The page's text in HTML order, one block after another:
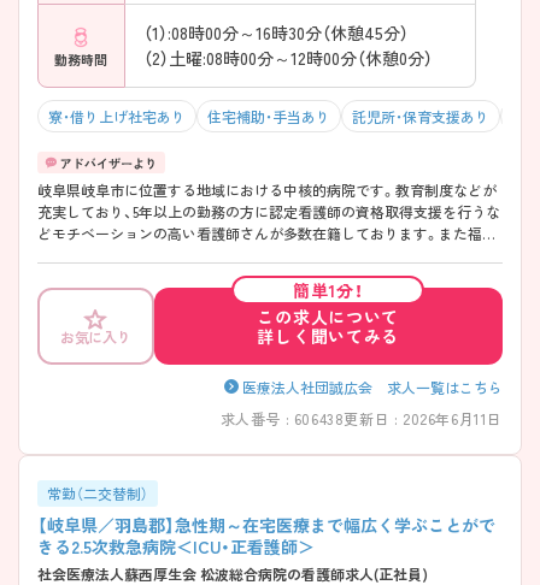
勤務時間
（1）:08時00分～16時30分（休憩45分）
（2）土曜:08時00分～12時00分（休憩0分）
寮・借り上げ社宅あり 住宅補助・手当あり 託児所・保育支援あり
岐阜県岐阜市に位置する地域における中核的病院です。教育制度などが
充実しており、5年以上の勤務の方に認定看護師の資格取得支援を行うな
どモチベーションの高い看護師さんが多数在籍しております。また福利
ます。年間休日も122日と多いので、ワークライフバランスをしっかり取
りながらお仕事ができ、離職率が低いことも魅力です！興味のある方は是
非ご応募ください。
お気に入り
簡単1分！
この求人について
詳しく聞いてみる
医療法人社団誠広会 求人一覧はこちら
求人番号 : 606438更新日 : 2026年6月11日
常勤（二交替制）
【岐阜県／羽島郡】急性期～在宅医療まで幅広く学ぶことがで
きる2.5次救急病院＜ICU・正看護師＞
社会医療法人蘇西厚生会 松波総合病院の看護師求人(正社員)